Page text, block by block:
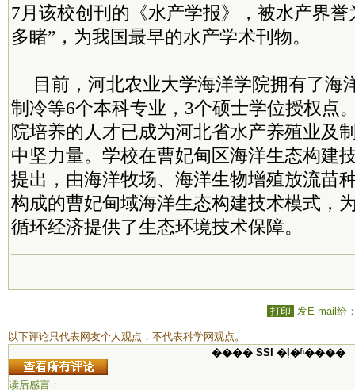
7月该校创刊的《水产学报》，被水产界誉
多睹”，为我国最早的水产学术刊物。
目前，河北农业大学海洋学院拥有了海
制冷等6个本科专业，3个硕士学位授权点
院培养的人才已成为河北省水产养殖业及
中坚力量。学校在曹妃甸区海洋生态构建
提出，由海洋牧场、海洋生物增殖放流苗
构成的曹妃甸域海洋生态构建技术模式，
循环经济提供了生态环境技术保障。
打印 发E-mail给
以下评论只代表网友个人观点，不代表科学网观点。
���� SSI �ļ�ʱ����
读后感言：